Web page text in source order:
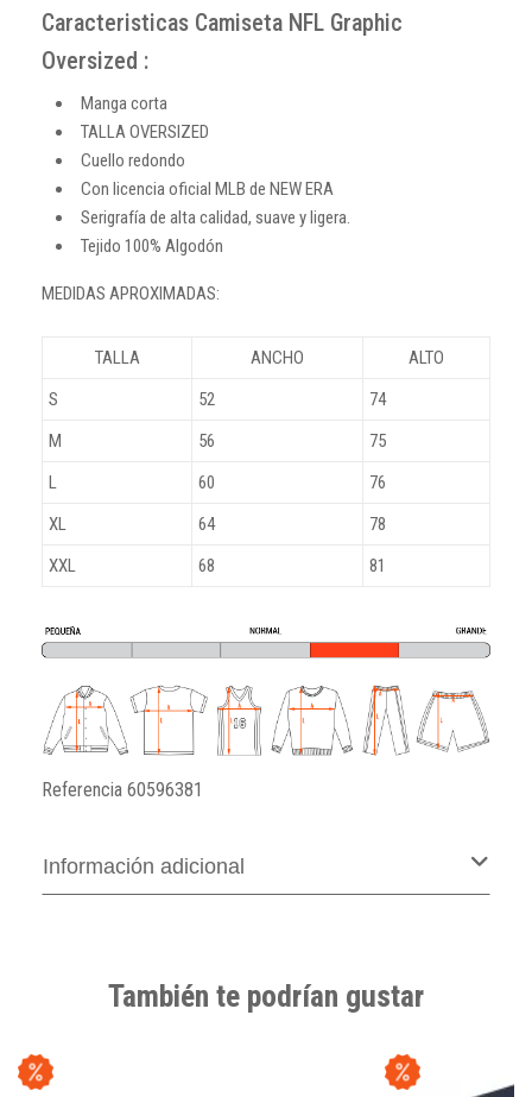
Caracteristicas Camiseta NFL Graphic
Oversized :
Manga corta
TALLA OVERSIZED
Cuello redondo
Con licencia oficial MLB de NEW ERA
Serigrafía de alta calidad, suave y ligera.
Tejido 100% Algodón
MEDIDAS APROXIMADAS:
TALLA ANCHO
ALTO
S
52
74
M
56
75
L
60
76
XL
64
78
XXL
68 81
Referencia 60596381
Información adicional
También te podrían gustar